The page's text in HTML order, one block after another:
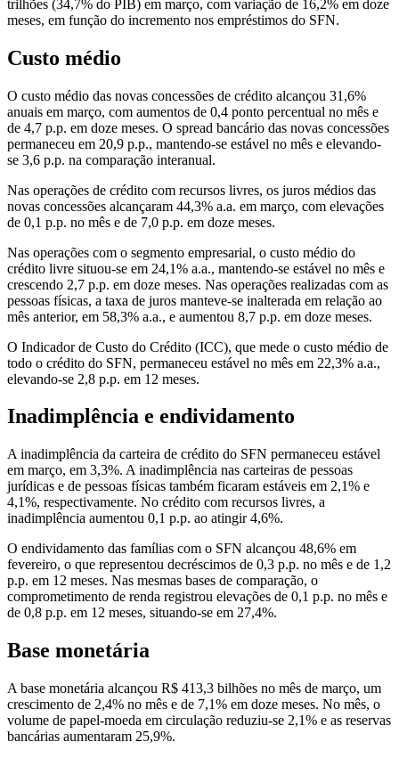
trilhões (34,7% do PIB) em março, com variação de 16,2% em doze
meses, em função do incremento nos empréstimos do SFN.
Custo médio
O custo médio das novas concessões de crédito alcançou 31,6%
anuais em março, com aumentos de 0,4 ponto percentual no mês e
de 4,7 p.p. em doze meses. O spread bancário das novas concessões
permaneceu em 20,9 p.p., mantendo-se estável no mês e elevando-
se 3,6 p.p. na comparação interanual.
Nas operações de crédito com recursos livres, os juros médios das
novas concessões alcançaram 44,3% a.a. em março, com elevações
de 0,1 p.p. no mês e de 7,0 p.p. em doze meses.
Nas operações com o segmento empresarial, o custo médio do
crédito livre situou-se em 24,1% a.a., mantendo-se estável no mês e
crescendo 2,7 p.p. em doze meses. Nas operações realizadas com as
pessoas físicas, a taxa de juros manteve-se inalterada em relação ao
mês anterior, em 58,3% a.a., e aumentou 8,7 p.p. em doze meses.
O Indicador de Custo do Crédito (ICC), que mede o custo médio de
todo o crédito do SFN, permaneceu estável no mês em 22,3% a.a.,
elevando-se 2,8 p.p. em 12 meses.
Inadimplência e endividamento
A inadimplência da carteira de crédito do SFN permaneceu estável
em março, em 3,3%. A inadimplência nas carteiras de pessoas
jurídicas e de pessoas físicas também ficaram estáveis em 2,1% e
4,1%, respectivamente. No crédito com recursos livres, a
inadimplência aumentou 0,1 p.p. ao atingir 4,6%.
O endividamento das famílias com o SFN alcançou 48,6% em
fevereiro, o que representou decréscimos de 0,3 p.p. no mês e de 1,2
p.p. em 12 meses. Nas mesmas bases de comparação, o
comprometimento de renda registrou elevações de 0,1 p.p. no mês e
de 0,8 p.p. em 12 meses, situando-se em 27,4%.
Base monetária
A base monetária alcançou R$ 413,3 bilhões no mês de março, um
crescimento de 2,4% no mês e de 7,1% em doze meses. No mês, o
volume de papel-moeda em circulação reduziu-se 2,1% e as reservas
bancárias aumentaram 25,9%.